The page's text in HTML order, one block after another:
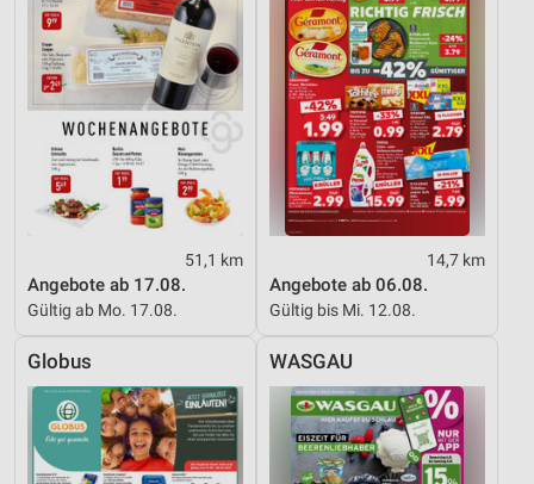
51,1 km
Angebote ab 17.08.
Gültig ab Mo. 17.08.
14,7 km
Angebote ab 06.08.
Gültig bis Mi. 12.08.
Globus WASGAU
Entwicklung und Verbesserung der Angebote
Verwendung reduzierter Daten zur Auswahl von
Inhalten
IAB-Besonderheiten:
Verwendung genauer Standortdaten
Geräte anhand von aktiv angeforderten
Nicht-IAB-Verarbeitungszwecke:
Notwendig
Performance
Funktional
Werbung